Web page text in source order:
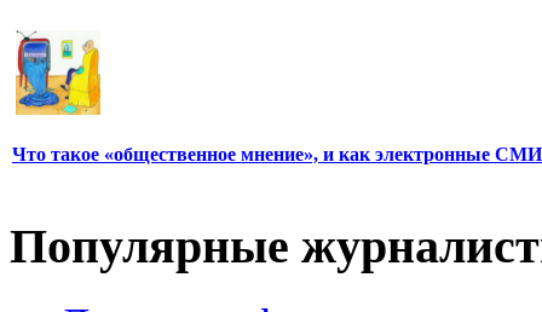
Что такое «общественное мнение», и как электронные СМИ
Популярные